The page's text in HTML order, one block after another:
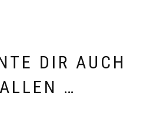
DIR AUCH
…